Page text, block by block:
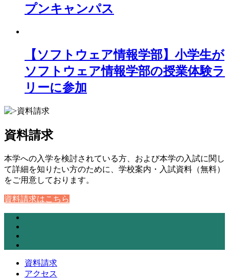
プンキャンパス
【ソフトウェア情報学部】小学生が
ソフトウェア情報学部の授業体験ラ
リーに参加
資料請求
本学への入学を検討されている方、および本学の入試に関し
て詳細を知りたい方のために、学校案内・入試資料（無料）
をご用意しております。
資料請求はこちら
資料請求
アクセス